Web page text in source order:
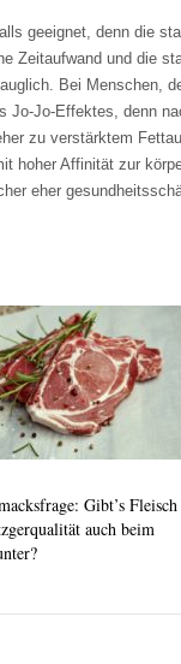
geeignet, denn die
Zeitaufwand und die
Bei Menschen,
Jo-Jo-Effektes, denn
zu verstärktem
hoher Affinität zur
eher
Gibt’s Fleisch
auch beim